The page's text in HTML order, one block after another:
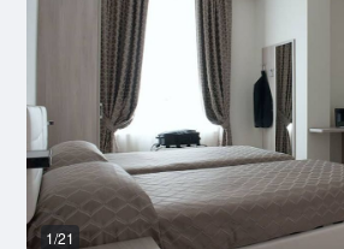
1/21